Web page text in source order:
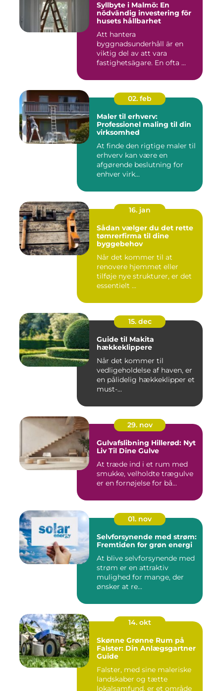
Syllbyte i Malmö: En
nödvändig investering för
husets hållbarhet
Att hantera
byggnadsunderhåll är en
viktig del av att vara
fastighetsägare. En ofta ...
02. feb
Maler til erhverv:
Professionel maling til din
virksomhed
At finde den rigtige maler til
erhverv kan være en
afgørende beslutning for
enhver virk...
16. jan
Sådan vælger du det rette
tømrerfirma til dine
byggebehov
Når det kommer til at
renovere hjemmet eller
tilføje nye strukturer, er det
essentielt ...
15. dec
Guide til Makita
hækkeklippere
Når det kommer til
vedligeholdelse af haven, er
en pålidelig hækkeklipper et
must-...
29. nov
Gulvafslibning Hillerød: Nyt
Liv Til Dine Gulve
At træde ind i et rum med
smukke, velholdte trægulve
er en fornøjelse for bå...
01. nov
Selvforsynende med strøm:
Fremtiden for grøn energi
At blive selvforsynende med
strøm er en attraktiv
mulighed for mange, der
ønsker at re...
14. okt
Skønne Grønne Rum på
Falster: Din Anlægsgartner
Guide
Falster, med sine maleriske
landskaber og tætte
lokalsamfund, er et område